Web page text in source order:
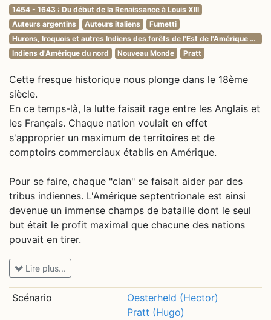
1454 - 1643 : Du début de la Renaissance à Louis XIII
Auteurs argentins
Auteurs italiens
Fumetti
Hurons, Iroquois et autres Indiens des forêts de l'Est de l'Amérique du nord.
Indiens d'Amérique du nord
Nouveau Monde Pratt
Cette fresque historique nous plonge dans le 18ème
siècle.
En ce temps-là, la lutte faisait rage entre les Anglais et
les Français. Chaque nation voulait en effet
s'approprier un maximum de territoires et de
comptoirs commerciaux établis en Amérique.
Pour se faire, chaque "clan" se faisait aider par des
tribus indiennes. L'Amérique septentrionale est ainsi
devenue un immense champs de bataille dont le seul
but était le profit maximal que chacune des nations
pouvait en tirer.
L'histoire nous est contée par Caleb Lee, un vieillard
A l'époque, il parcourait ces territoires encore
sauvages en compagnie de Ticonderoga, un "coureur
Lire plus...
Scénario
Oesterheld (Hector)
Pratt (Hugo)